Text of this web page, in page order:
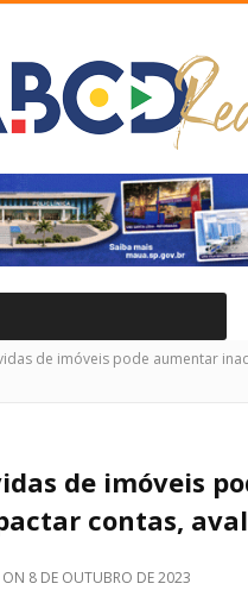
de imóveis pode aumentar
de imóveis
contas,
ON 8 DE OUTUBRO DE 2023